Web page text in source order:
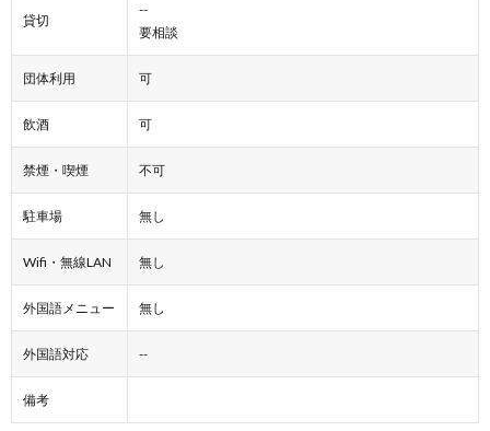
貸切
--
要相談
団体利用 可
飲酒 可
禁煙・喫煙 不可
駐車場 無し
Wifi・無線LAN 無し
外国語メニュー 無し
外国語対応 --
備考